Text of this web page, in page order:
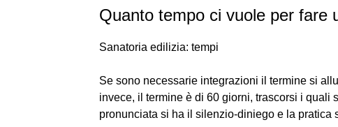
Quanto tempo ci vuole per fare
Sanatoria edilizia: tempi
Se sono necessarie integrazioni il termine si
invece, il termine è di 60 giorni, trascorsi i quali
pronunciata si ha il silenzio-diniego e la pratica